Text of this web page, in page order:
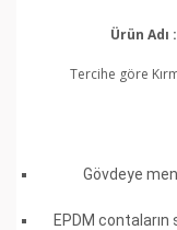
Ürün Adı :
Tercihe göre
Gövdeye
EPDM contaların